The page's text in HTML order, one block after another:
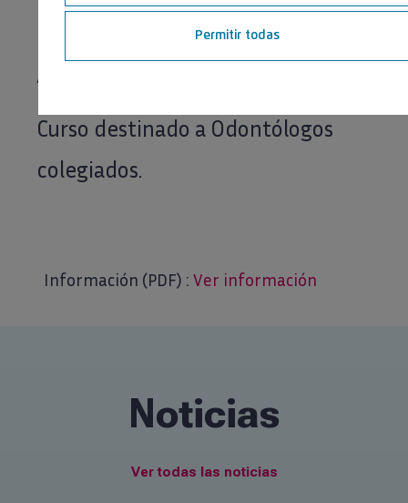
continuación.
Aforo: 30 plazas.
Curso destinado a Odontólogos
colegiados.
Información (PDF) : Ver información
Noticias
Ver todas las noticias
Permitir todas